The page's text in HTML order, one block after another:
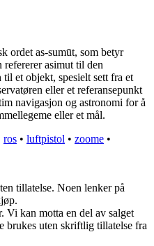
ordet as-sumūt, som betyr
asimut til den
et objekt, spesielt sett fra et
eller et referansepunkt
navigasjon og astronomi for å
eller et mål.
ros • luftpistol • zoome •
tillatelse. Noen lenker på
kan motta en del av salget
brukes uten skriftlig tillatelse fra